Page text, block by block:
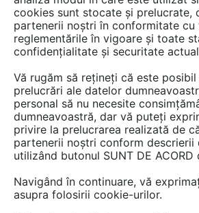
EȘTI AICI: Documentații Certificari produs
Declaratie de
impermeabilizant pentru
betoane in conformitate
(T.9) MAPEI
Limba: Romana
Tip documentatie: Certificare produs
cookies sunt stocate și prelucrate,
partenerii noștri în conformitate cu
reglementările în vigoare și toate
confidențialitate și securitate
Vă rugăm să rețineți că este
prelucrări ale datelor
personal să nu necesite
dumneavoastră, dar vă puteți
privire la prelucrarea realizată de
partenerii noștri conform descrierii
utilizând butonul SUNT DE ACORD
Navigând în continuare, vă
asupra folosirii cookie-urilor.